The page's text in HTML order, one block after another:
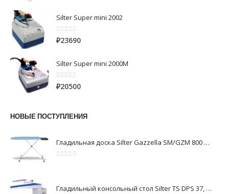
Silter Super mini 2002
0из 5
₽23690
Silter Super mini 2000M
0из 5
₽20500
НОВЫЕ ПОСТУПЛЕНИЯ
Гладильная доска Silter Gazzella SM/GZM 800 DS
Гладильный консольный стол Silter TS DPS 37, 1200x400 мм